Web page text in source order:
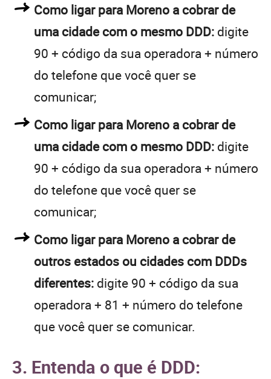
Como ligar para Moreno a cobrar de
uma cidade com o mesmo DDD: digite
90 + código da sua operadora + número
do telefone que você quer se
comunicar;
Como ligar para Moreno a cobrar de
uma cidade com o mesmo DDD: digite
90 + código da sua operadora + número
do telefone que você quer se
comunicar;
Como ligar para Moreno a cobrar de
outros estados ou cidades com DDDs
diferentes: digite 90 + código da sua
operadora + 81 + número do telefone
que você quer se comunicar.
3. Entenda o que é DDD: